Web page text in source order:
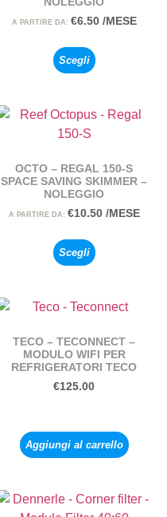
A PARTIRE DA: €6.50 /MESE
Scegli
OCTO – REGAL 150-S
SPACE SAVING SKIMMER –
NOLEGGIO
A PARTIRE DA: €10.50 /MESE
Scegli
TECO – TECONNECT –
MODULO WIFI PER
REFRIGERATORI TECO
€125.00
Aggiungi al carrello